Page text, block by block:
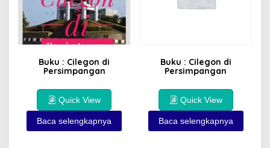
Buku : Cilegon di
Persimpangan
Quick View
Baca selengkapnya
Buku : Cilegon di
Persimpangan
Quick View
Baca selengkapnya